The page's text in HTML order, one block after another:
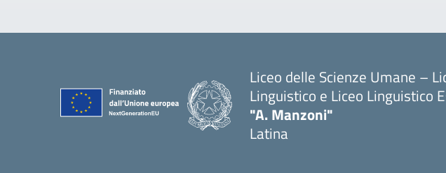
Liceo delle Scienze Umane –
Linguistico e Liceo Linguistico
"A. Manzoni"
Latina